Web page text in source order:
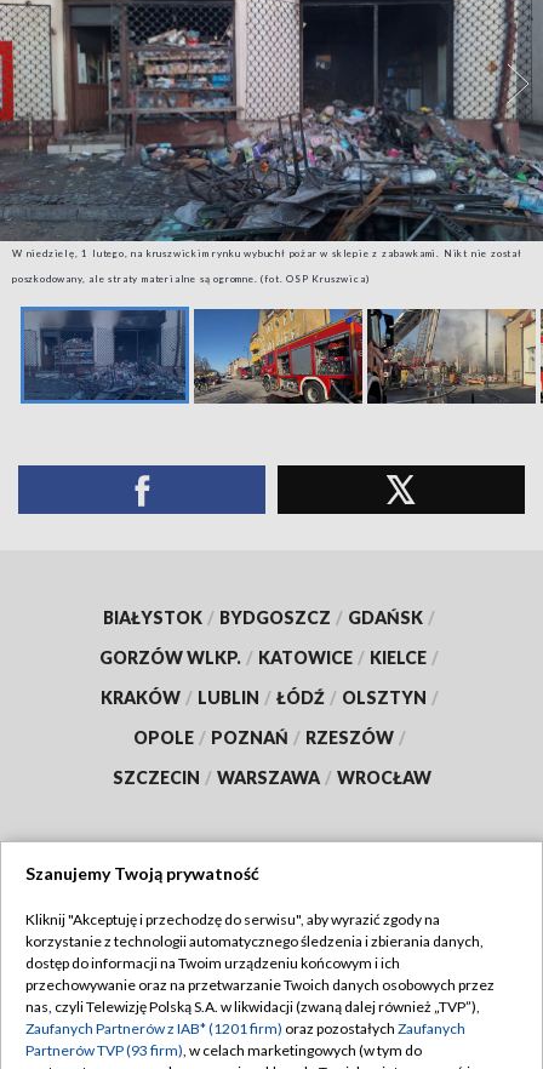
W niedzielę, 1 lutego, na kruszwickim rynku wybuchł pożar w sklepie z zabawkami. Nikt nie został
poszkodowany, ale straty materialne są ogromne. (fot. OSP Kruszwica)
BIAŁYSTOK / BYDGOSZCZ / GDAŃSK /
GORZÓW WLKP. / KATOWICE / KIELCE /
KRAKÓW / LUBLIN / ŁÓDŹ / OLSZTYN /
OPOLE / POZNAŃ / RZESZÓW /
SZCZECIN / WARSZAWA / WROCŁAW
TVP
Abonament TVP
Emisja w TVP
Centrum informacji TVP
Regulamin TVP
Polityka prywatności
Szanujemy Twoją prywatność
Kliknij "Akceptuję i przechodzę do serwisu", aby wyrazić zgody na
korzystanie z technologii automatycznego śledzenia i zbierania danych,
dostęp do informacji na Twoim urządzeniu końcowym i ich
przechowywanie oraz na przetwarzanie Twoich danych osobowych przez
nas, czyli Telewizję Polską S.A. w likwidacji (zwaną dalej również „TVP”),
Zaufanych Partnerów z IAB* (1201 firm) oraz pozostałych Zaufanych
Partnerów TVP (93 firm), w celach marketingowych (w tym do